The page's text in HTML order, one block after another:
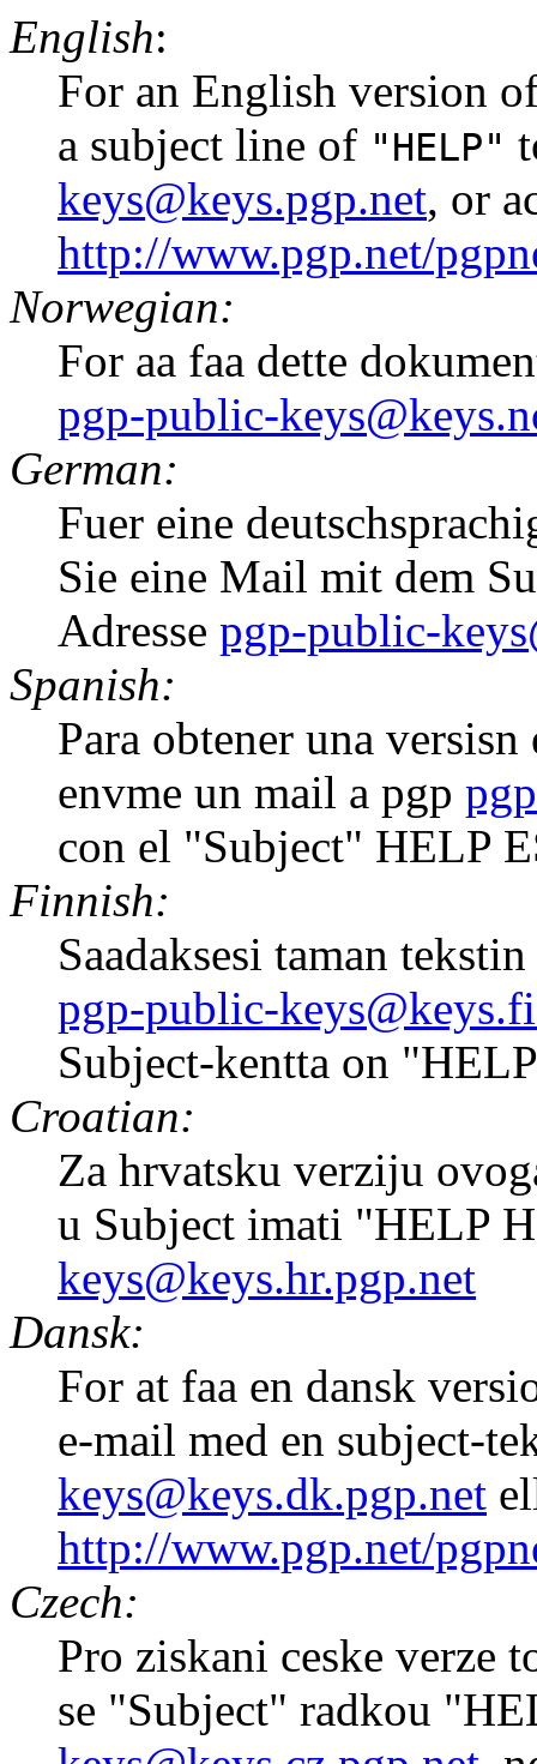
English:
For an English version
a subject line of "HELP"
keys@keys.pgp.net, or
http://www.pgp.net/
Norwegian:
For aa faa dette
pgp-public-
German:
Fuer eine
Sie eine Mail mit dem
Adresse pgp-public-
Spanish:
Para obtener una
envme un mail a pgp
con el "Subject" HELP
Finnish:
Saadaksesi taman
pgp-public-
Subject-kentta on
Croatian:
Za hrvatsku verziju
u Subject imati "HELP
keys@keys.hr.pgp.net
Dansk:
For at faa en dansk
e-mail med en subject-
keys@keys.dk.pgp.net
http://www.pgp.net/
Czech:
Pro ziskani ceske verze
se "Subject" radkou